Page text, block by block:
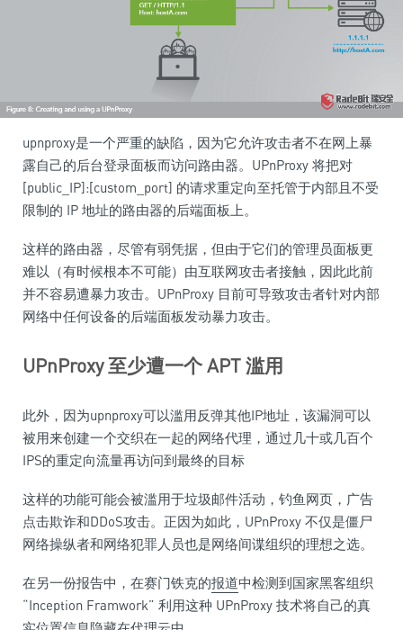
upnproxy是一个严重的缺陷，因为它允许攻击者不在网上暴
露自己的后台登录面板而访问路由器。UPnProxy 将把对
[public_IP]:[custom_port] 的请求重定向至托管于内部且不受
限制的 IP 地址的路由器的后端面板上。
这样的路由器，尽管有弱凭据，但由于它们的管理员面板更
难以（有时候根本不可能）由互联网攻击者接触，因此此前
并不容易遭暴力攻击。UPnProxy 目前可导致攻击者针对内部
网络中任何设备的后端面板发动暴力攻击。
UPnProxy至少遭一个APT滥用
此外，因为upnproxy可以滥用反弹其他IP地址，该漏洞可以
被用来创建一个交织在一起的网络代理，通过几十或几百个
IPS的重定向流量再访问到最终的目标
这样的功能可能会被滥用于垃圾邮件活动，钓鱼网页，广告
点击欺诈和DDoS攻击。正因为如此，UPnProxy 不仅是僵尸
网络操纵者和网络犯罪人员也是网络间谍组织的理想之选。
在另一份报告中，在赛门铁克的报道中检测到国家黑客组织
“Inception Framwork” 利用这种 UPnProxy 技术将自己的真